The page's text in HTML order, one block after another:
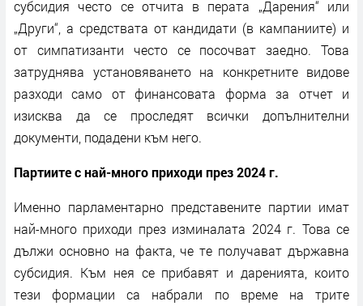
субсидия често се отчита в перата „Дарения“ или
„Други“, а средствата от кандидати (в кампаниите) и
от симпатизанти често се посочват заедно. Това
затруднява установяването на конкретните видове
разходи само от финансовата форма за отчет и
изисква да се проследят всички допълнителни
документи, подадени към него.
Партиите с най-много приходи през 2024 г.
Именно парламентарно представените партии имат
най-много приходи през изминалата 2024 г. Това се
дължи основно на факта, че те получават държавна
субсидия. Към нея се прибавят и даренията, които
тези формации са набрали по време на трите